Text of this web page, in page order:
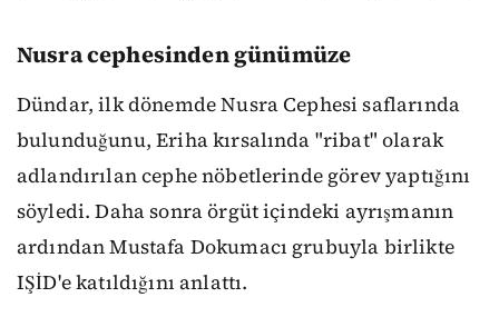
Nusra cephesinden günümüze
Dündar, ilk dönemde Nusra Cephesi saflarında
bulunduğunu, Eriha kırsalında "ribat" olarak
adlandırılan cephe nöbetlerinde görev yaptığını
söyledi. Daha sonra örgüt içindeki ayrışmanın
ardından Mustafa Dokumacı grubuyla birlikte
IŞİD'e katıldığını anlattı.